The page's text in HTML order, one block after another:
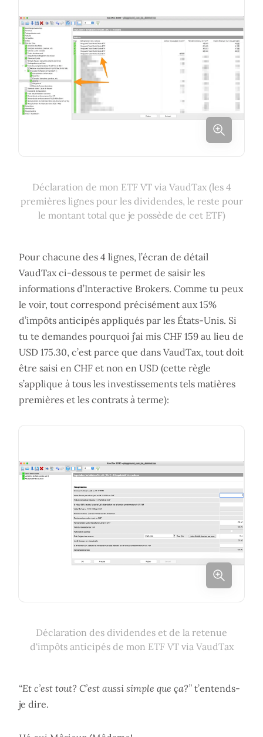
Déclaration de mon ETF VT via VaudTax (les 4
premières lignes pour les dividendes, le reste pour
le montant total que je possède de cet ETF)
Pour chacune des 4 lignes, l’écran de détail
VaudTax ci-dessous te permet de saisir les
informations d’Interactive Brokers. Comme tu peux
le voir, tout correspond précisément aux 15%
d’impôts anticipés appliqués par les États-Unis. Si
tu te demandes pourquoi j’ai mis CHF 159 au lieu de
USD 175.30, c’est parce que dans VaudTax, tout doit
être saisi en CHF et non en USD (cette règle
s’applique à tous les investissements tels matières
premières et les contrats à terme):
Déclaration des dividendes et de la retenue
d'impôts anticipés de mon ETF VT via VaudTax
“Et c’est tout? C’est aussi simple que ça?” t’entends-
je dire.